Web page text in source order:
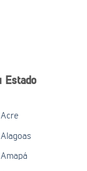
Estado